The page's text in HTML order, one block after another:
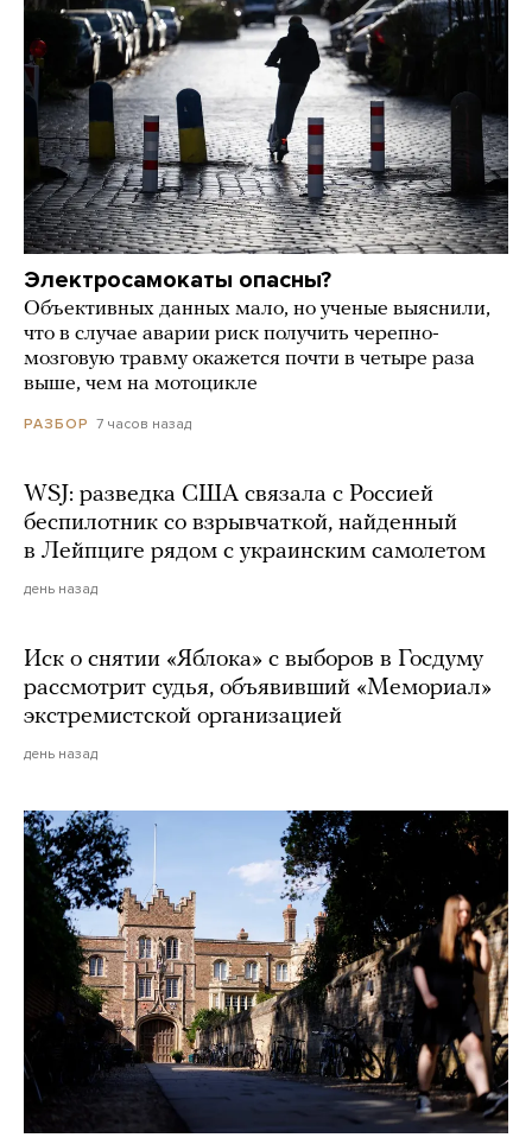
Электросамокаты опасны?
Объективных данных мало, но ученые выяснили,
что в случае аварии риск получить черепно-
мозговую травму окажется почти в четыре раза
выше, чем на мотоцикле
РАЗБОР 7 часов назад
WSJ: разведка США связала с Россией
беспилотник со взрывчаткой, найденный
в Лейпциге рядом с украинским самолетом
день назад
Иск о снятии «Яблока» с выборов в Госдуму
рассмотрит судья, объявивший «Мемориал»
экстремистской организацией
день назад